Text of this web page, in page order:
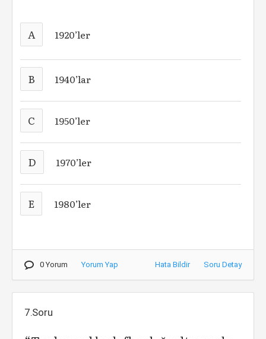
A 1920’ler
B 1940’lar
C 1950’ler
D 1970’ler
E 1980’ler
0 Yorum Yorum Yap Hata Bildir Soru Detay
7.Soru